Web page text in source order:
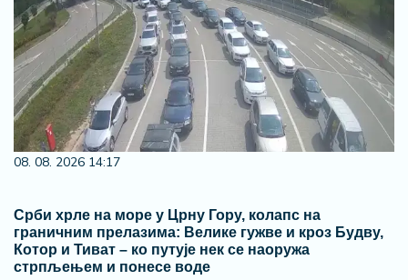
08. 08. 2026 14:17
Срби хрле на море у Црну Гору, колапс на
граничним прелазима: Велике гужве и кроз Будву,
Котор и Тиват – ко путује нек се наоружа
стрпљењем и понесе воде